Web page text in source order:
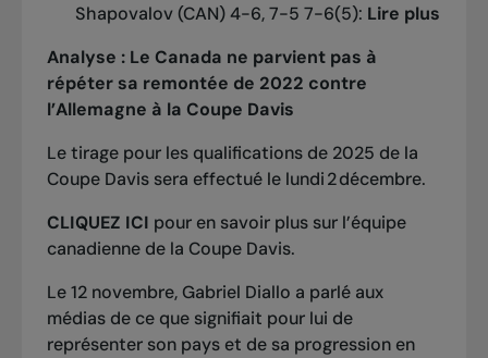
Shapovalov (CAN) 4-6, 7-5 7-6(5): Lire plus
Analyse : Le Canada ne parvient pas à
répéter sa remontée de 2022 contre
l’Allemagne à la Coupe Davis
Le tirage pour les qualifications de 2025 de la
Coupe Davis sera effectué le lundi 2 décembre.
CLIQUEZ ICI pour en savoir plus sur l’équipe
canadienne de la Coupe Davis.
Le 12 novembre, Gabriel Diallo a parlé aux
médias de ce que signifiait pour lui de
représenter son pays et de sa progression en